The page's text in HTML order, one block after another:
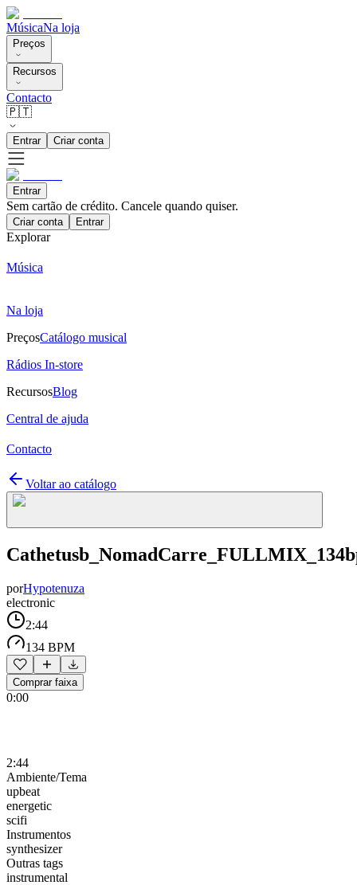
MúsicaNa loja
Preços
Recursos
Contacto
🇵🇹
Entrar Criar conta
Entrar
Sem cartão de crédito. Cancele quando quiser.
Criar conta Entrar
Explorar
Música
Na loja
PreçosCatálogo musical
Rádios In-store
RecursosBlog
Central de ajuda
Contacto
Voltar ao catálogo
porHypotenuza
electronic
2:44
134 BPM
Comprar faixa
0:00
2:44
Ambiente/Tema
upbeat
energetic
scifi
Instrumentos
synthesizer
Outras tags
instrumental